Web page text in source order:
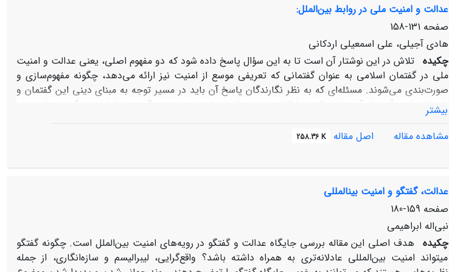
حقوق مدنی و تأمین امنیت پایدار ملی فراهم می‌کند
عدالت و امنیت ملی در روابط بین‌الملل:
صفحه131-158
هادی آجیلی، علی اسمعیلی اردکانی
چکیده تلاش در این نوشتار آن است تا به این سؤال پاسخ داده شود که دو مفهوم اصلی، یعنی عدالت و امنیت
ملی در گفتمان اسلامی به عنوان گفتمانی که تعریفی موسع از امنیت نیز ارائه می‌دهد، چگونه مفهوم‌سازی و
صورت‌بندی می‌شوند. مسئله‌ای که به نظر نگارندگان پاسخ آن باید در مسیر توجه به مبنای دینی این گفتمان و
راه حل‌های برآمده از آن برای پرکردن شکاف میان عدالت و امنیت جستجو گردد، زیرا از منظر گفتمان اسلامی،
همان‌طور که ظلم و تبعیض موجب ناامنی و بر هم خوردن احساس امنیت ملی و بین‌المللی و صلح جهانی
است، تحقق و رعایت عدالت در مناسبات داخلی و بین‌المللی، موجب برقراری احساس امنیت در تمامی سطوح
بیشتر
مشاهده مقاله
اصل مقاله 258.36 K
عدالت، گفتگو و امنیت بین‏المللی
صفحه 159-180
نبی‌اله ابراهیمی
چکیده هدف اصلی این مقاله بررسی جایگاه عدالت و گفتگو در رویه‌های امنیت بین‌الملل است. چگونه گفتگو
می‏تواند امنیت بین‌المللی عادلانه‌تری به همراه داشته باشد؟ واقع‌گرایی، لیبرالیسم و سازه‌انگاری، از جمله